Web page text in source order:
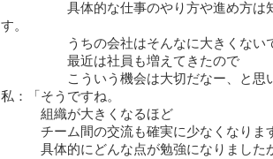
具体的な仕事のやり方や進め方は知
す。
うちの会社はそんなに大きくない
最近は社員も増えてきたので
こういう機会は大切だなー、と思い
私：「そうですね。
組織が大きくなるほど
チーム間の交流も確実に少なくなりま
具体的にどんな点が勉強になりました